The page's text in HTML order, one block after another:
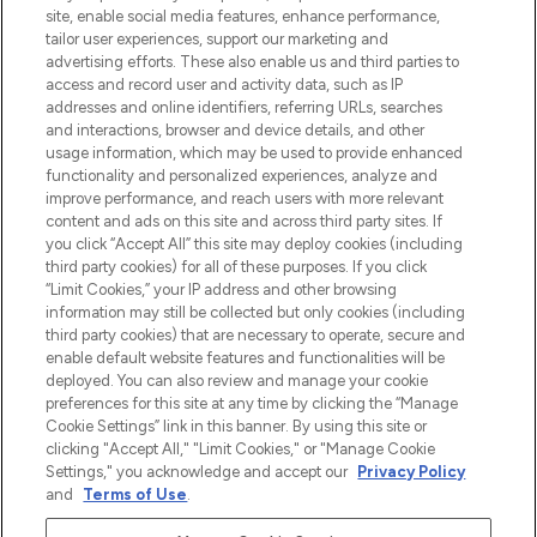
beste huidverzorging, haarproducten en
make-up van meer dan 200 topmerken.
Shop online of via de app, met gratis
verzending vanaf €40.
Cookie-toestemming
Do Not Sell or Share My Personal
Information
HELP & INFORMATIE
BEDRIJFSINFORMATIE
OVER LOOKFANTASTIC
Betaal veilig met
site, enable social media features, enhance performance,
tailor user experiences, support our marketing and
advertising efforts. These also enable us and third parties to
access and record user and activity data, such as IP
addresses and online identifiers, referring URLs, searches
and interactions, browser and device details, and other
usage information, which may be used to provide enhanced
functionality and personalized experiences, analyze and
improve performance, and reach users with more relevant
content and ads on this site and across third party sites. If
you click “Accept All” this site may deploy cookies (including
third party cookies) for all of these purposes. If you click
“Limit Cookies,” your IP address and other browsing
information may still be collected but only cookies (including
third party cookies) that are necessary to operate, secure and
enable default website features and functionalities will be
deployed. You can also review and manage your cookie
preferences for this site at any time by clicking the “Manage
Cookie Settings” link in this banner. By using this site or
clicking "Accept All," "Limit Cookies," or "Manage Cookie
Settings," you acknowledge and accept our Privacy Policy
and
Terms of Use.